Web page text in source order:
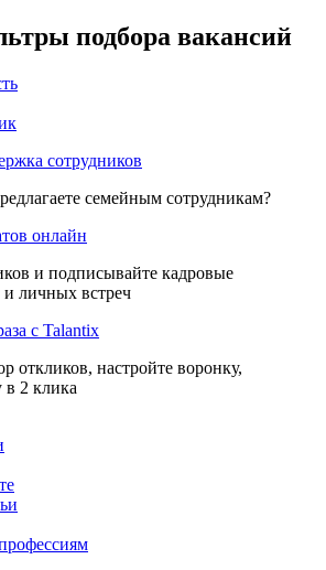
подбора вакансий
сотрудников
семейным сотрудникам?
онлайн
и подписывайте кадровые
и личных встреч
с Talantix
откликов, настройте воронку,
в 2 клика